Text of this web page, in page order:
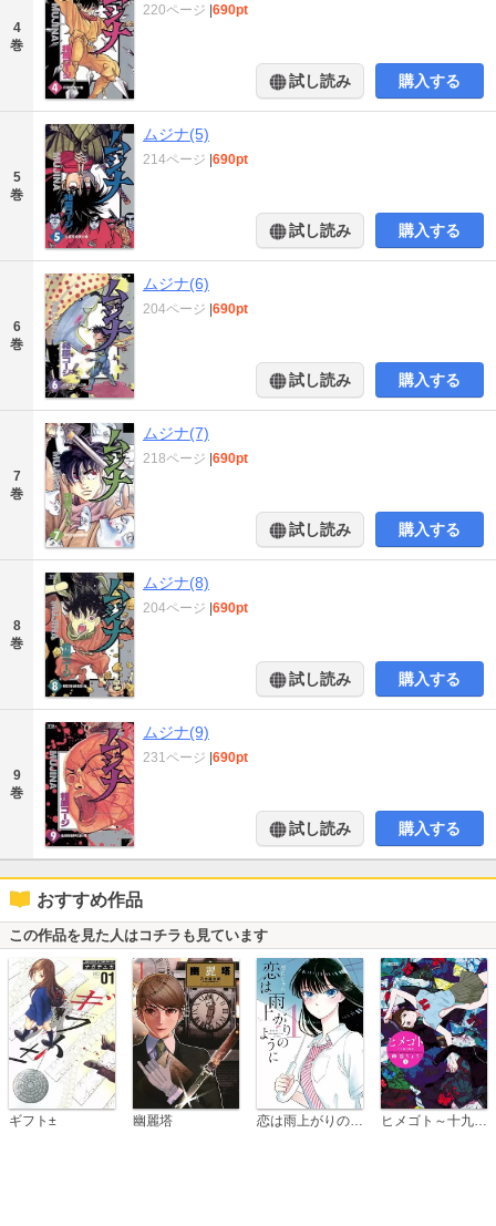
4
巻
220ページ 690pt
試し読み 購入する
5
巻
ムジナ(5)
214ページ 690pt
試し読み 購入する
6
巻
ムジナ(6)
204ページ 690pt
試し読み 購入する
7
巻
ムジナ(7)
218ページ 690pt
試し読み 購入する
8
巻
ムジナ(8)
204ページ 690pt
試し読み 購入する
9
巻
ムジナ(9)
231ページ 690pt
試し読み 購入する
おすすめ作品
この作品を見た人はコチラも見ています
ギフト± 幽麗塔 ヒメゴト～十九歳の制服～